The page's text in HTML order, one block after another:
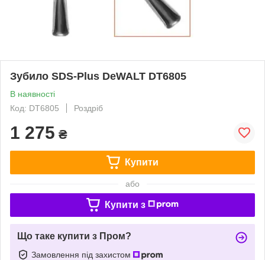
Зубило SDS-Plus DeWALT DT6805
В наявності
Код: DT6805
Роздріб
1 275 ₴
Купити
або
Купити з
Що таке купити з Пром?
Замовлення під захистом